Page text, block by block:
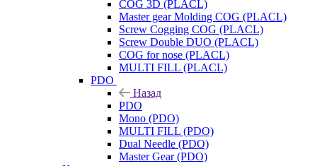
COG 3D (PLACL)
Master gear Molding COG (PLACL)
Screw Cogging COG (PLACL)
Screw Double DUO (PLACL)
COG for nose (PLACL)
MULTI FILL (PLACL)
PDO
Назад
PDO
Mono (PDO)
MULTI FILL (PDO)
Dual Needle (PDO)
Master Gear (PDO)